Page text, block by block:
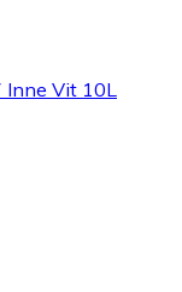
Inne Vit 10L